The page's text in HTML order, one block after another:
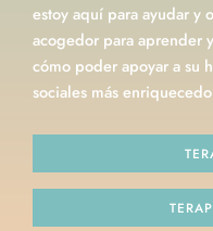
estoy aquí para ayudar y
acogedor para aprender
cómo poder apoyar a su
sociales más